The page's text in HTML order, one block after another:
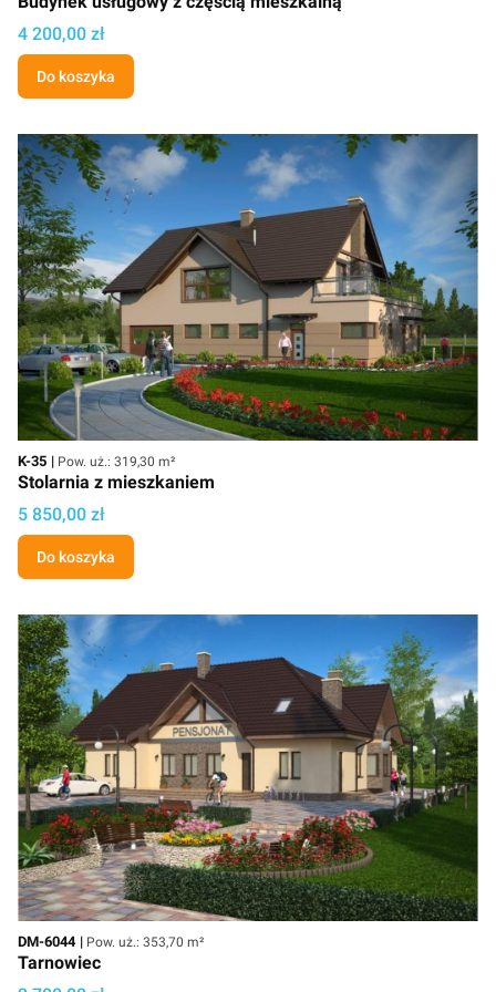
Cena projektu
4 200,00 zł
Do koszyka
Kod
K-35 Powierzchnia użytkowa
Pow. uż.: 319,30 m²
Stolarnia z mieszkaniem
Cena projektu
5 850,00 zł
Do koszyka
Kod
DM-6044 Powierzchnia użytkowa
Pow. uż.: 353,70 m²
Tarnowiec